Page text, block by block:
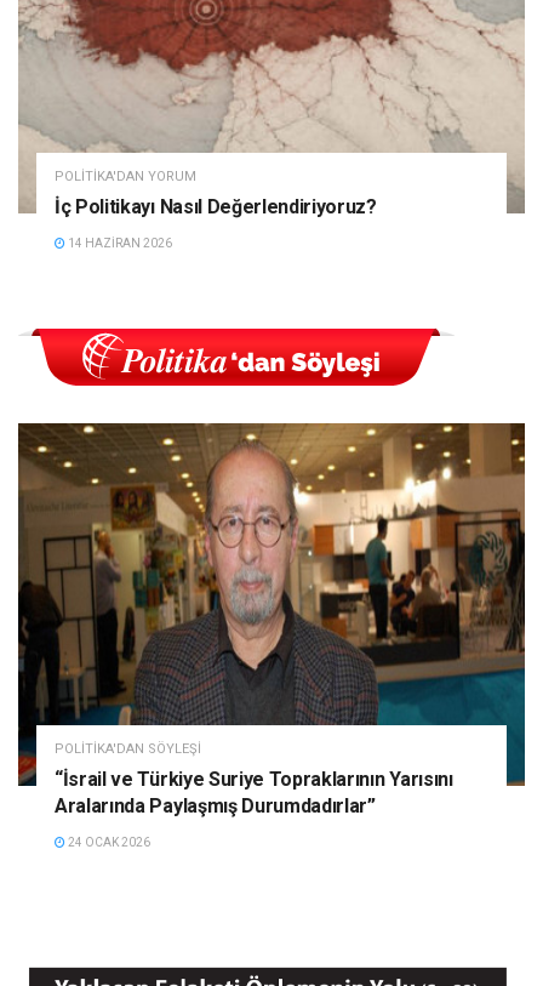
POLITIKA'DAN YORUM
İç Politikayı Nasıl Değerlendiriyoruz?
14 HAZIRAN 2026
POLITIKA'DAN SÖYLEŞI
“İsrail ve Türkiye Suriye Topraklarının Yarısını
Aralarında Paylaşmış Durumdadırlar”
24 OCAK 2026